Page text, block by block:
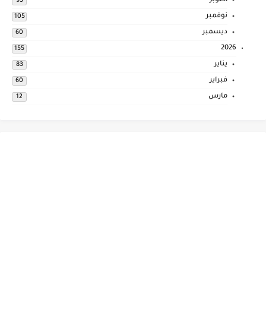
نوفمبر 105
ديسمبر 60
2026
155
يناير 83
فبراير 60
مارس 12